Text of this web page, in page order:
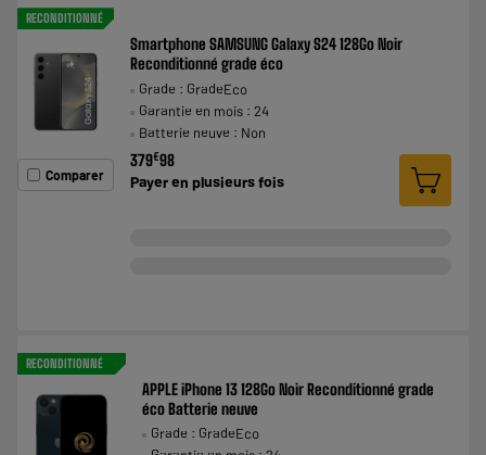
RECONDITIONNÉ
Comparer
Smartphone SAMSUNG Galaxy S24 128Go Noir
Reconditionné grade éco
Grade : GradeEco
Garantie en mois : 24
Batterie neuve : Non
379€98
Payer en plusieurs fois
RECONDITIONNÉ
APPLE iPhone 13 128Go Noir Reconditionné grade
éco Batterie neuve
Grade : GradeEco